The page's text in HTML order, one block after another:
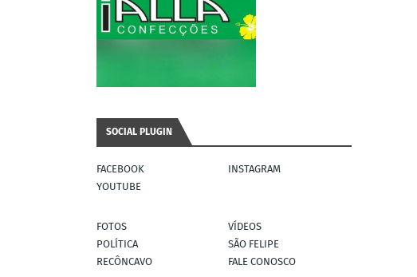
SOCIAL PLUGIN
FACEBOOK
INSTAGRAM
YOUTUBE
FOTOS
VÍDEOS
POLÍTICA
SÃO FELIPE
RECÔNCAVO
FALE CONOSCO